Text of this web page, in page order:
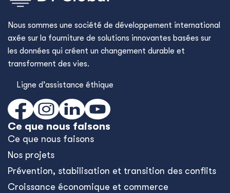
Nous sommes une société de développement international
axée sur la fourniture de solutions innovantes basées sur
les données qui créent un changement durable et
transforment des vies.
Ligne d’assistance éthique
Ce que nous faisons
Ce que nous faisons
Nos projets
Prévention, stabilisation et transition des conflits
Croissance économique et commerce